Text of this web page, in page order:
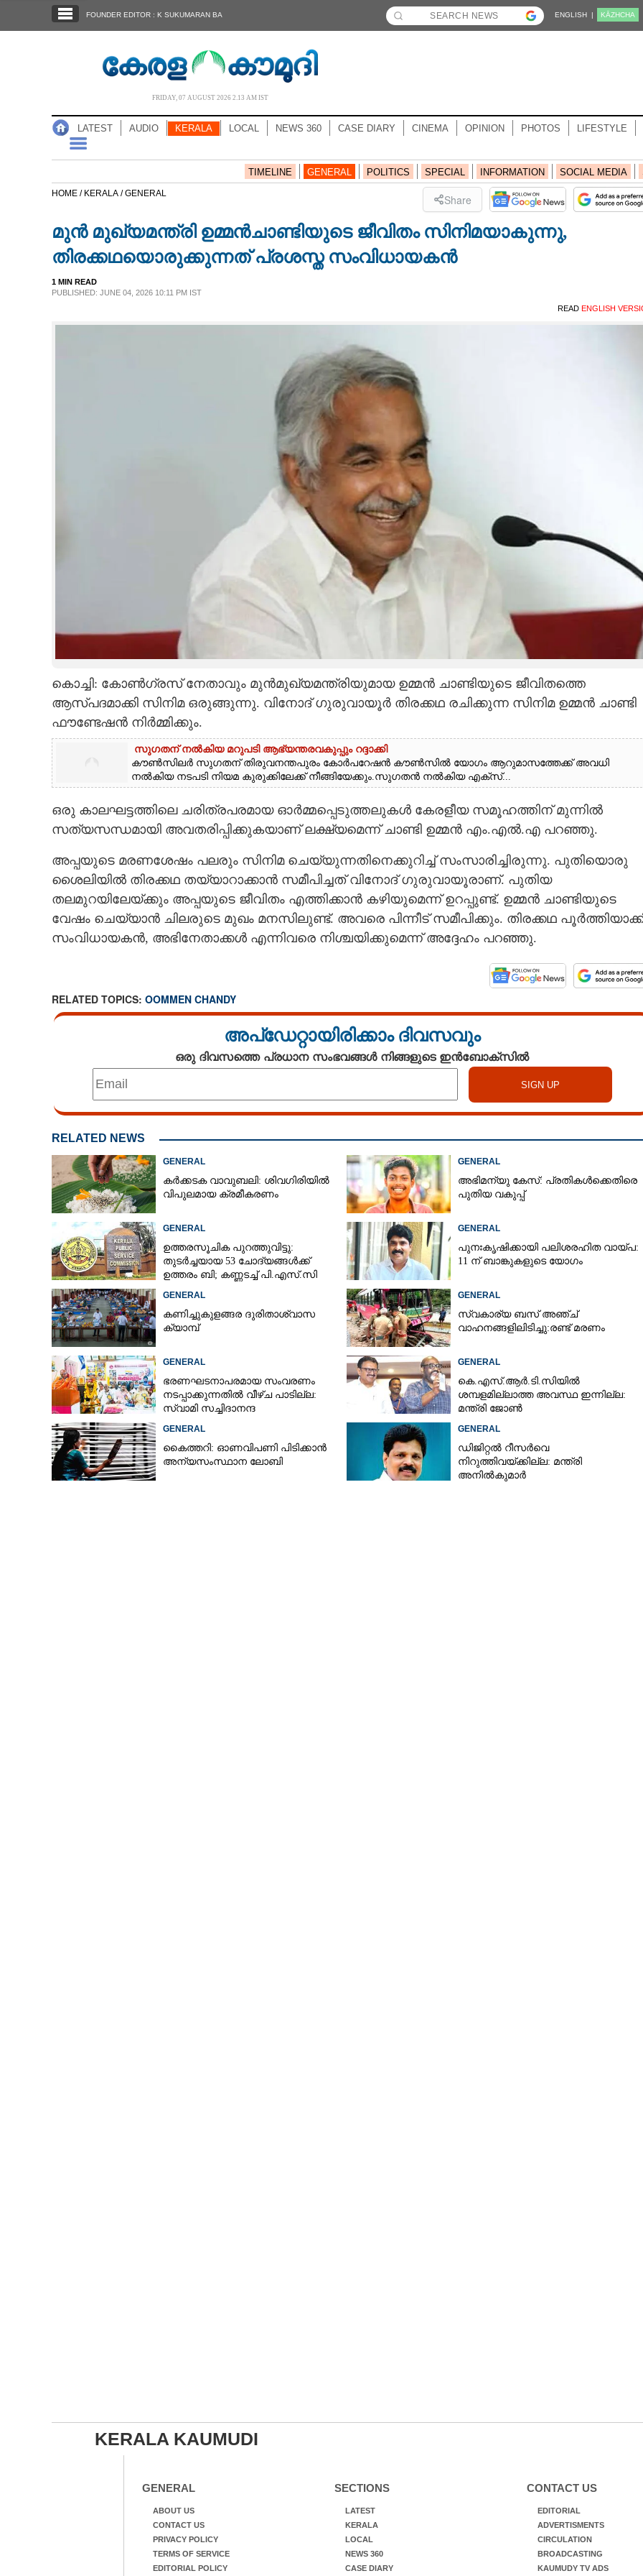
NOTIFIED NEWS
NEWS 360
CASE DIARY
LITERATURE
FOUNDER EDITOR : K SUKUMARAN BA ENGLISH | KĀZHCHA
FRIDAY, 07 AUGUST 2026 2.13 AM IST
LATEST AUDIO KERALA LOCAL NEWS 360 CASE DIARY CINEMA OPINION PHOTOS LIFESTYLE
TIMELINE GENERAL POLITICS SPECIAL INFORMATION SOCIAL MEDIA
HOME / KERALA /GENERAL Share
മുൻ മുഖ്യമന്ത്രി ഉമ്മൻചാണ്ടിയുടെ ജീവിതം സിനിമയാകുന്നു,​
തിരക്കഥയൊരുക്കുന്നത് പ്രശസ്ത സംവിധായകൻ
1 MIN READ
PUBLISHED: JUNE 04, 2026 10:11 PM IST
READ ENGLISH
കൊച്ചി: കോൺഗ്രസ് നേതാവും മുൻമുഖ്യമന്ത്രിയുമായ ഉമ്മൻ ചാണ്ടിയുടെ ജീവിതത്തെ
ആസ്പദമാക്കി സിനിമ ഒരുങ്ങുന്നു. വിനോദ് ഗുരുവായൂർ തിരക്കഥ രചിക്കുന്ന സിനിമ ഉമ്മൻ ചാണ്ടി
ഫൗണ്ടേഷൻ നിർമ്മിക്കും.
സുഗതന് നൽകിയ മറുപടി ആഭ്യന്തരവകുപ്പും റദ്ദാക്കി
കൗൺസിലർ സുഗതന് തിരുവനന്തപുരം കോർപറേഷൻ കൗൺസിൽ യോഗം ആറുമാസത്തേക്ക് അവധി
നൽകിയ നടപടി നിയമ കുരുക്കിലേക്ക് നീങ്ങിയേക്കും.സുഗതൻ നൽകിയ എക്സ്...
ഒരു കാലഘട്ടത്തിലെ ചരിത്രപരമായ ഓർമ്മപ്പെടുത്തലുകൾ കേരളീയ സമൂഹത്തിന് മുന്നിൽ
സത്യസന്ധമായി അവതരിപ്പിക്കുകയാണ് ലക്ഷ്യമെന്ന് ചാണ്ടി ഉമ്മൻ എം.എൽ.എ പറഞ്ഞു.
അപ്പയുടെ മരണശേഷം പലരും സിനിമ ചെയ്യുന്നതിനെക്കുറിച്ച് സംസാരിച്ചിരുന്നു. പുതിയൊരു
ശൈലിയിൽ തിരക്കഥ തയ്യാറാക്കാൻ സമീപിച്ചത് വിനോദ് ഗുരുവായൂരാണ്. പുതിയ
തലമുറയിലേയ്ക്കും അപ്പയുടെ ജീവിതം എത്തിക്കാൻ കഴിയുമെന്ന് ഉറപ്പുണ്ട്. ഉമ്മൻ ചാണ്ടിയുടെ
വേഷം ചെയ്യാൻ ചിലരുടെ മുഖം മനസിലുണ്ട്. അവരെ പിന്നീട് സമീപിക്കും. തിരക്കഥ
സംവിധായകൻ, അഭിനേതാക്കൾ എന്നിവരെ നിശ്ചയിക്കുമെന്ന് അദ്ദേഹം പറഞ്ഞു.
RELATED TOPICS: OOMMEN CHANDY
അപ്ഡേറ്റായിരിക്കാം ദിവസവും
ഒരു ദിവസത്തെ പ്രധാന സംഭവങ്ങൾ നിങ്ങളുടെ ഇൻബോക്സിൽ
RELATED NEWS
GENERAL
കർക്കടക വാവുബലി: ശിവഗിരിയിൽ
വിപുലമായ ക്രമീകരണം
GENERAL
അഭിമന്യു കേസ്: പ്രതികൾക്കെതിരെ
പുതിയ വകുപ്പ്
GENERAL
ഉത്തരസൂചിക പുറത്തുവിട്ടു:
തുടർച്ചയായ 53 ചോദ്യങ്ങൾക്ക്
ഉത്തരം ബി; കണ്ണടച്ച് പി.എസ്.സി
GENERAL
പുനഃകൃഷിക്കായി പലിശരഹിത വായ്പ:
11 ന് ബാങ്കുകളുടെ യോഗം
GENERAL
കണിച്ചുകുളങ്ങര ദുരിതാശ്വാസ
ക്യാമ്പ്
GENERAL
സ്വകാര്യ ബസ് അഞ്ച്
വാഹനങ്ങളിലിടിച്ചു:രണ്ട് മരണം
GENERAL
ഭരണഘടനാപരമായ സംവരണം
നടപ്പാക്കുന്നതിൽ വീഴ്ച പാടില്ല:
സ്വാമി സച്ചിദാനന്ദ
GENERAL
കെ.എസ്.ആർ.ടി.സിയിൽ
ശമ്പളമില്ലാത്ത അവസ്ഥ ഇന്നില്ല:
മന്ത്രി ജോൺ
GENERAL
കൈത്തറി: ഓണവിപണി പിടിക്കാൻ
അന്യസംസ്ഥാന ലോബി
GENERAL
ഡിജിറ്റൽ റീസർവെ
നിറുത്തിവയ്ക്കില്ല: മന്ത്രി
അനിൽകുമാർ
KERALA KAUMUDI
GENERAL
ABOUT US
CONTACT US
PRIVACY POLICY
TERMS OF SERVICE
EDITORIAL POLICY
SECTIONS
LATEST
KERALA
LOCAL
NEWS 360
CASE DIARY
CONTACT US
EDITORIAL
ADVERTISMENTS
CIRCULATION
BROADCASTING
KAUMUDY TV ADS